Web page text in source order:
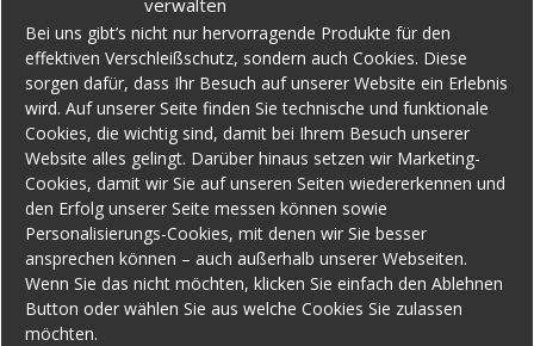
Bei uns gibt’s nicht nur hervorragende Produkte für den
effektiven Verschleißschutz, sondern auch Cookies. Diese
sorgen dafür, dass Ihr Besuch auf unserer Website ein Erlebnis
wird. Auf unserer Seite finden Sie technische und funktionale
Cookies, die wichtig sind, damit bei Ihrem Besuch unserer
Website alles gelingt. Darüber hinaus setzen wir Marketing-
Cookies, damit wir Sie auf unseren Seiten wiedererkennen und
den Erfolg unserer Seite messen können sowie
Personalisierungs-Cookies, mit denen wir Sie besser
ansprechen können – auch außerhalb unserer Webseiten.
Wenn Sie das nicht möchten, klicken Sie einfach den Ablehnen
Button oder wählen Sie aus welche Cookies Sie zulassen
möchten.